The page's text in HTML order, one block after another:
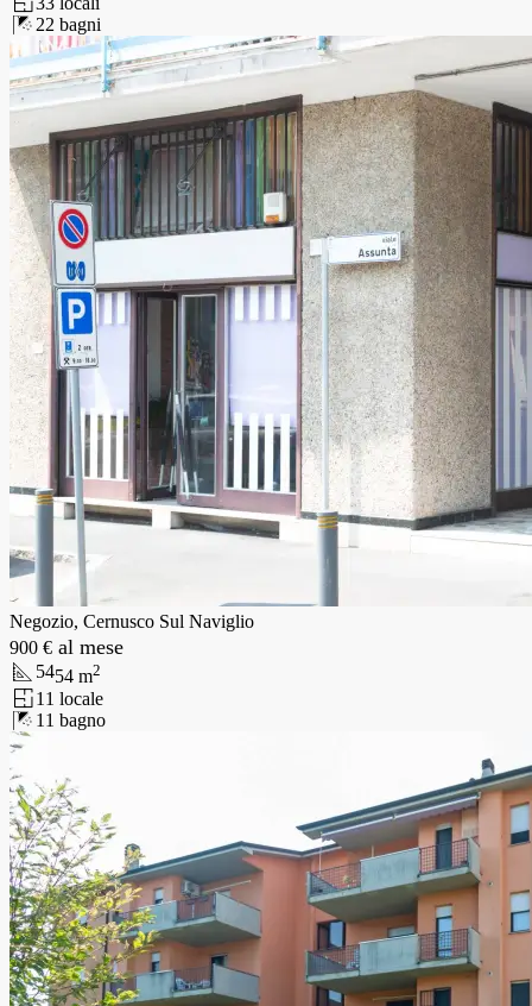
22 bagni
Negozio, Cernusco Sul Naviglio
900 € al mese
5454 m2
1 1 locale
1 1 bagno